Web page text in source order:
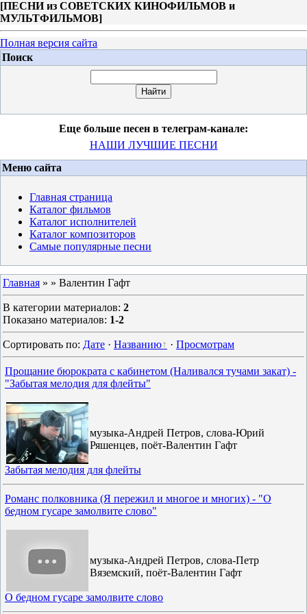
[ПЕСНИ из СОВЕТСКИХ КИНОФИЛЬМОВ и
МУЛЬТФИЛЬМОВ]
Полная версия сайта
Поиск
Еще больше песен в телеграм-канале:
НАШИ ЛУЧШИЕ ПЕСНИ
Меню сайта
Главная страница
Каталог фильмов
Каталог исполнителей
Каталог композиторов
Самые популярные песни
Главная » » Валентин Гафт
В категории материалов: 2
Показано материалов: 1-2
Сортировать по: Дате · Названию · Просмотрам
Прощание бюрократа с кабинетом (Наливался тучами закат) -
"Забытая мелодия для флейты"
музыка-Андрей Петров, слова-Юрий
Ряшенцев, поёт-Валентин Гафт
Забытая мелодия для флейты
Романс полковника (Я пережил и многое и многих) - "О
бедном гусаре замолвите слово"
музыка-Андрей Петров, слова-Петр
Вяземский, поёт-Валентин Гафт
О бедном гусаре замолвите слово